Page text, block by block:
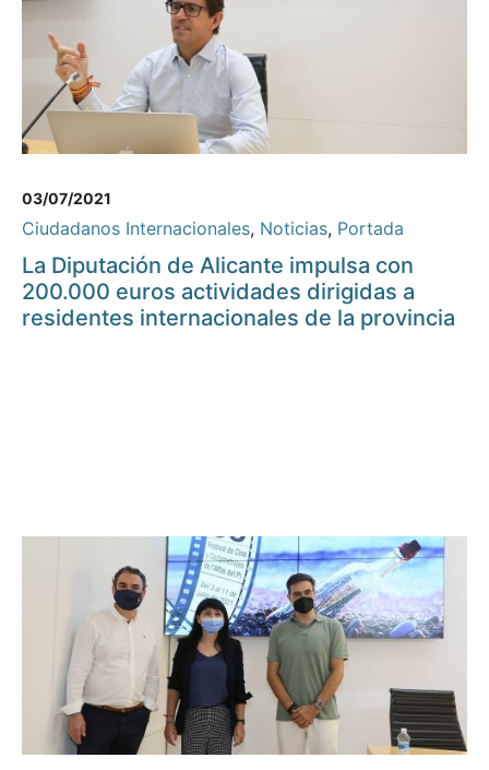
03/07/2021
Ciudadanos Internacionales, Noticias, Portada
La Diputación de Alicante impulsa con
200.000 euros actividades dirigidas a
residentes internacionales de la provincia